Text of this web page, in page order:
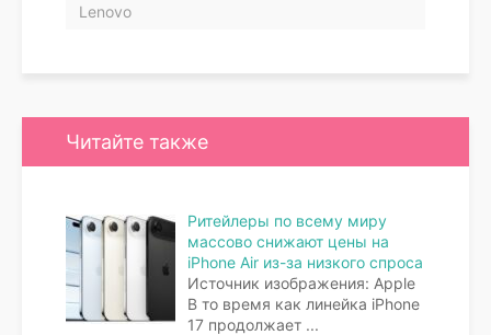
Lenovo
Читайте также
Ритейлеры по всему миру
массово снижают цены на
iPhone Air из-за низкого спроса
Источник изображения: Apple
В то время как линейка iPhone
17 продолжает ...